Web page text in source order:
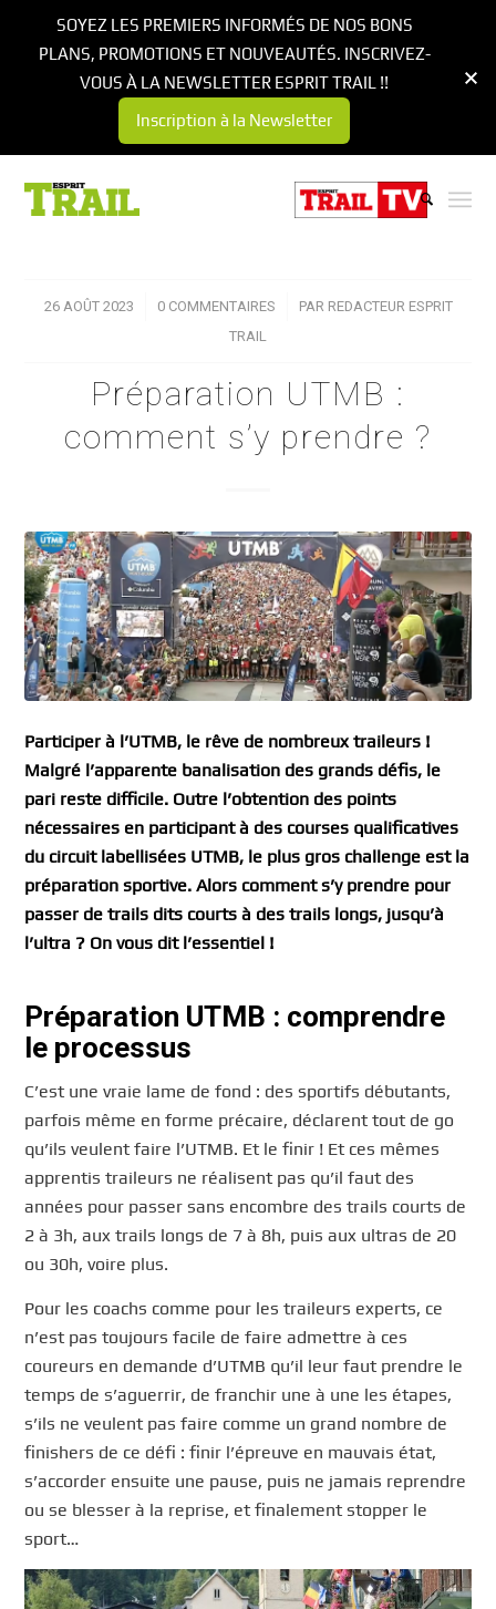
26 AOÛT 2023
/ 0 COMMENTAIRES
/ PAR REDACTEUR ESPRIT
TRAIL
Préparation UTMB :
comment s’y prendre ?
Participer à l’UTMB, le rêve de nombreux traileurs !
Malgré l’apparente banalisation des grands défis, le
pari reste difficile. Outre l’obtention des points
nécessaires en participant à des courses qualificatives
du circuit labellisées UTMB, le plus gros challenge est la
préparation sportive. Alors comment s’y prendre pour
passer de trails dits courts à des trails longs, jusqu’à
l’ultra ? On vous dit l’essentiel !
Préparation UTMB : comprendre
le processus
C’est une vraie lame de fond : des sportifs débutants,
parfois même en forme précaire, déclarent tout de go
qu’ils veulent faire l’UTMB. Et le finir ! Et ces mêmes
apprentis traileurs ne réalisent pas qu’il faut des
années pour passer sans encombre des trails courts de
2 à 3h, aux trails longs de 7 à 8h, puis aux ultras de 20
ou 30h, voire plus.
Pour les coachs comme pour les traileurs experts, ce
n’est pas toujours facile de faire admettre à ces
coureurs en demande d’UTMB qu’il leur faut prendre le
temps de s’aguerrir, de franchir une à une les étapes,
s’ils ne veulent pas faire comme un grand nombre de
finishers de ce défi : finir l’épreuve en mauvais état,
s’accorder ensuite une pause, puis ne jamais reprendre
ou se blesser à la reprise, et finalement stopper le
sport…
SOYEZ LES PREMIERS INFORMÉS DE NOS BONS
PLANS, PROMOTIONS ET NOUVEAUTÉS. INSCRIVEZ-
VOUS À LA NEWSLETTER ESPRIT TRAIL !!
Inscription à la Newsletter